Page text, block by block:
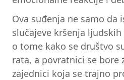
Ova suđenja ne samo da
slučajeve kršenja
o tome kako se društvo
rata, a povratnici se bore
zajednici koja se trajno